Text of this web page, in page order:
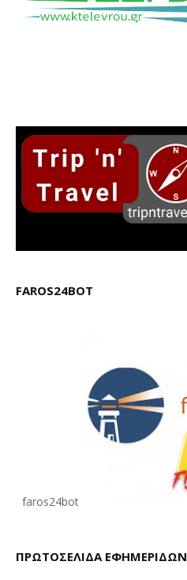
FAROS24BOT
faros24bot
ΠΡΩΤΟΣΕΛΙΔΑ ΕΦΗΜΕΡΙΔΩΝ